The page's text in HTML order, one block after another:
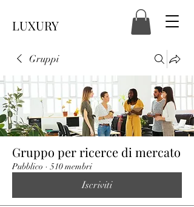
LUXURY
Gruppi
Gruppo per ricerce di mercato
Pubblico · 510 membri
Iscriviti